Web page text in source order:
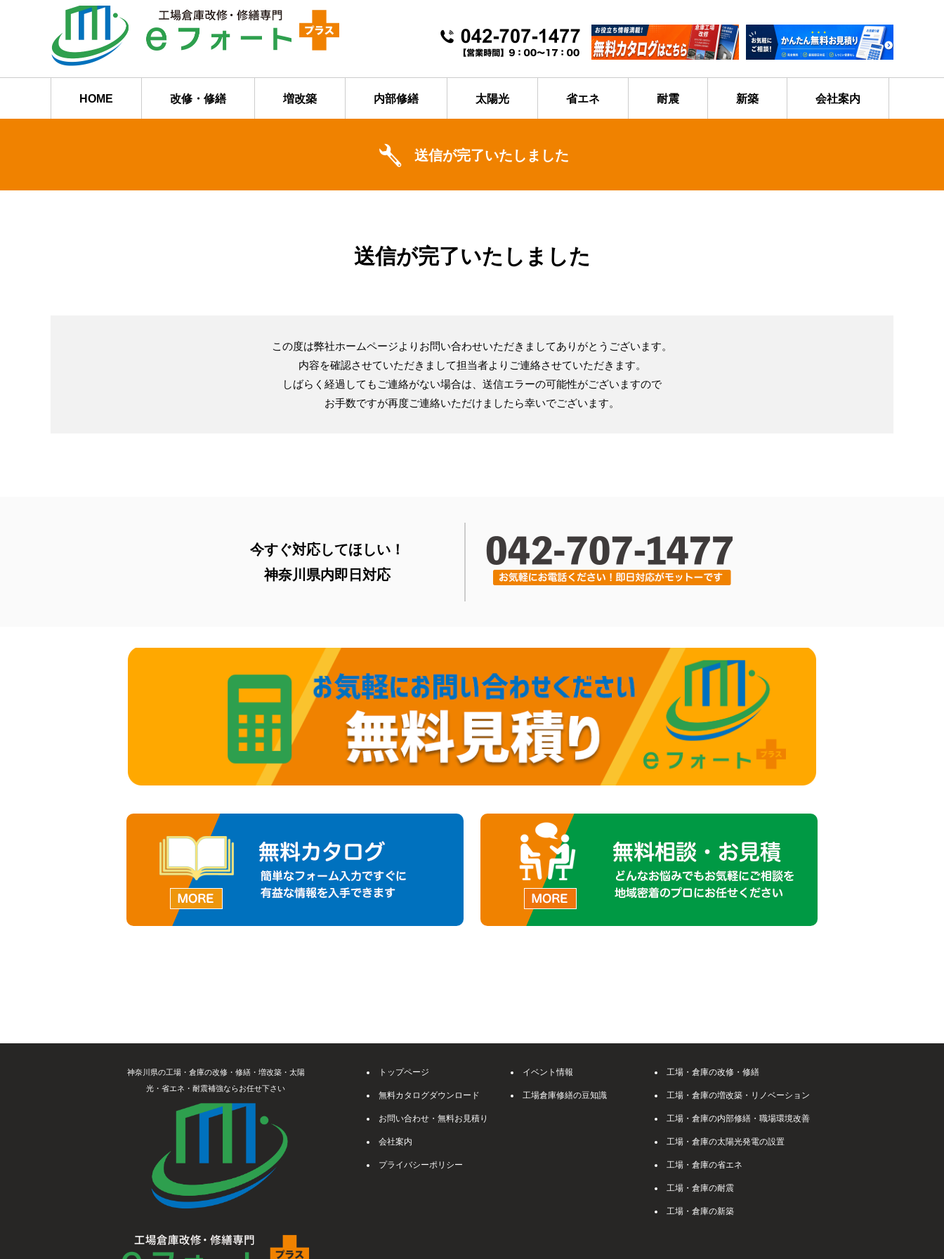
HOME 改修・修繕 増改築 内部修繕 太陽光 省エネ 耐震 新築 会社案内
送信が完了いたしました
送信が完了いたしました
この度は弊社ホームページよりお問い合わせいただきましてありがとうございます。
内容を確認させていただきまして担当者よりご連絡させていただきます。
しばらく経過してもご連絡がない場合は、送信エラーの可能性がございますので
お手数ですが再度ご連絡いただけましたら幸いでございます。
今すぐ対応してほしい！
神奈川県内即日対応
神奈川県の工場・倉庫の改修・修繕・増改築・太陽
光・省エネ・耐震補強ならお任せ下さい
トップページ
無料カタログダウンロード
お問い合わせ・無料お見積り
会社案内
プライバシーポリシー
イベント情報
工場倉庫修繕の豆知識
工場・倉庫の改修・修繕
工場・倉庫の増改築・リノベーション
工場・倉庫の内部修繕・職場環境改善
工場・倉庫の太陽光発電の設置
工場・倉庫の省エネ
工場・倉庫の耐震
工場・倉庫の新築